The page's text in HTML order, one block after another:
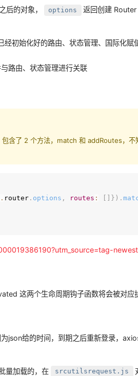
的对象， options
返回创建
初始化好的路由、状态管理、国际化赋
路由、状态管理进行关联
含了 2 个方法，match 和 addRoutes，不
router . options , routes : } ) .
newest
这两个生命周期钩子函数将会被对应
json给的时间，到期之后重新登录，
量加载的，在 srcutilsrequest.js